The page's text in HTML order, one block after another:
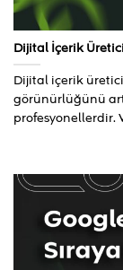
Dijital İçerik
Dijital içerik
görünürlüğünü
profesyonellerdir.